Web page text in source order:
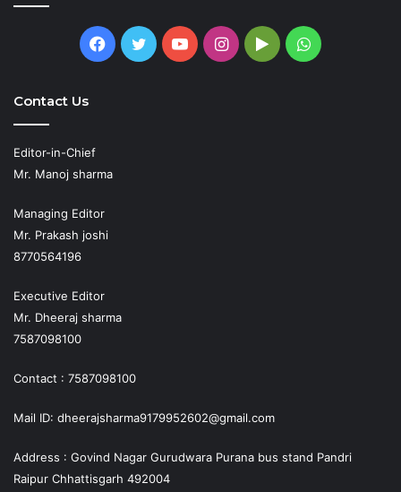
Facebook
TwitterYouTubeInstagram
GoogleWhatsApp
Contact Us
Editor-in-Chief
Mr. Manoj sharma
Managing Editor
Mr. Prakash joshi
8770564196
Executive Editor
Mr. Dheeraj sharma
7587098100
Contact : 7587098100
Mail ID: dheerajsharma9179952602@gmail.com
Address : Govind Nagar Gurudwara Purana bus stand Pandri
Raipur Chhattisgarh 492004